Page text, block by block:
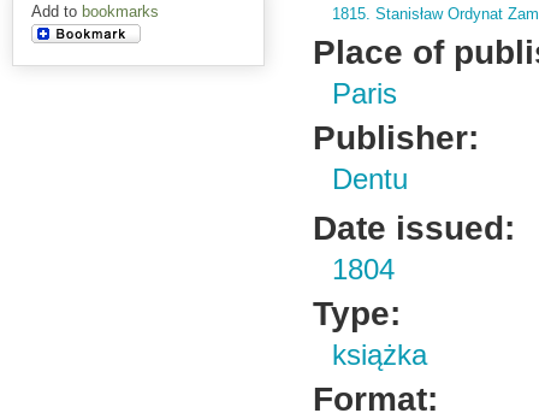
Add to bookmarks
1815. Stanisław Ordynat
Place of
Paris
Publisher:
Dentu
Date issued:
1804
Type:
książka
Format: